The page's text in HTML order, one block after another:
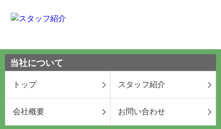
当社について
トップ スタッフ紹介
会社概要 お問い合わせ